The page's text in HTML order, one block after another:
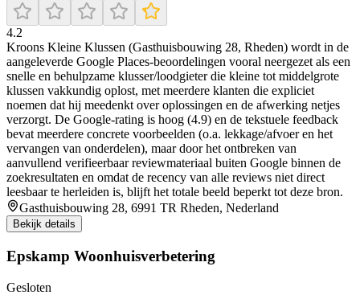
4.2
Kroons Kleine Klussen (Gasthuisbouwing 28, Rheden) wordt in de
aangeleverde Google Places-beoordelingen vooral neergezet als een
snelle en behulpzame klusser/loodgieter die kleine tot middelgrote
klussen vakkundig oplost, met meerdere klanten die expliciet
noemen dat hij meedenkt over oplossingen en de afwerking netjes
verzorgt. De Google-rating is hoog (4.9) en de tekstuele feedback
bevat meerdere concrete voorbeelden (o.a. lekkage/afvoer en het
vervangen van onderdelen), maar door het ontbreken van
aanvullend verifieerbaar reviewmateriaal buiten Google binnen de
zoekresultaten en omdat de recency van alle reviews niet direct
leesbaar te herleiden is, blijft het totale beeld beperkt tot deze bron.
Gasthuisbouwing 28, 6991 TR Rheden, Nederland
Bekijk details
Epskamp Woonhuisverbetering
Gesloten